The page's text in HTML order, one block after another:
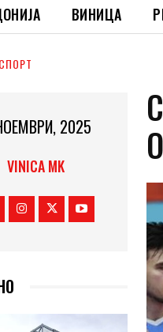
ВИНИЦА
СПОРТ
2025
VINICA MK